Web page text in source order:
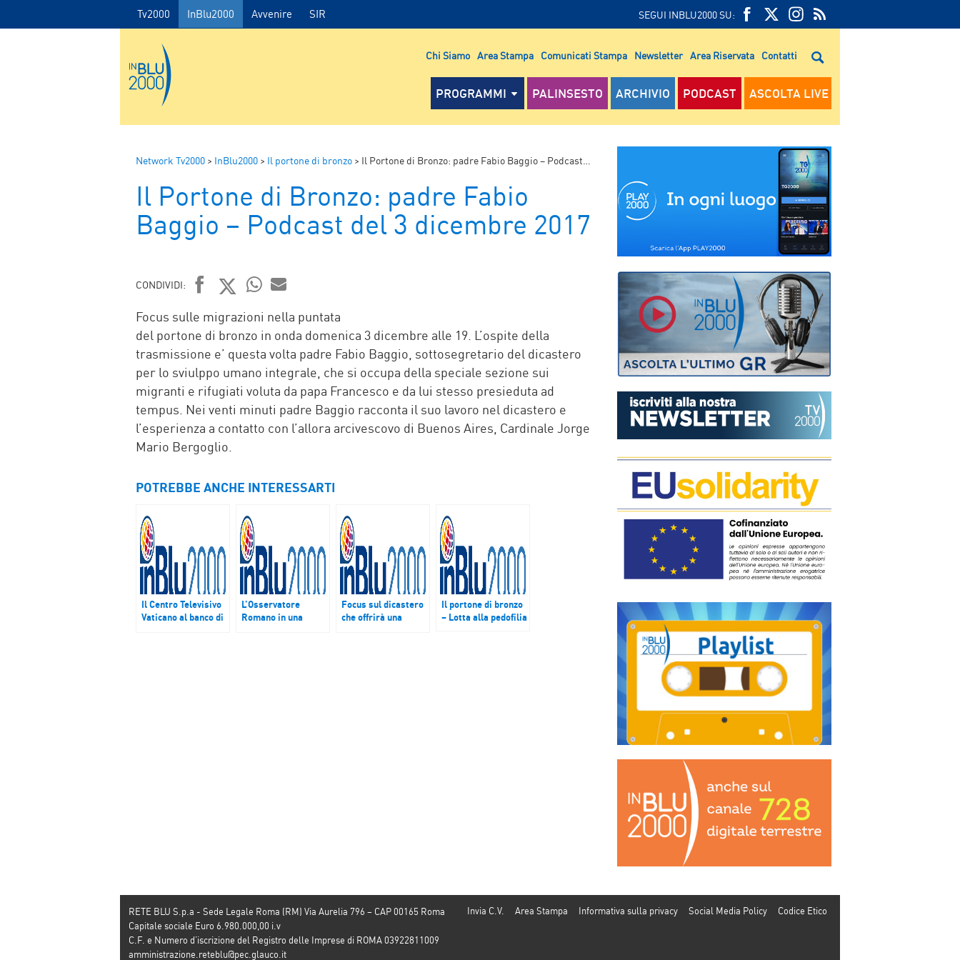
Tv2000 InBlu2000 Avvenire SIR SEGUI INBLU2000 SU:
FEED
RSS
RSS
Chi Siamo Area Stampa Comunicati Stampa Newsletter Area Riservata Contatti
PROGRAMMI PALINSESTO ARCHIVIO PODCAST ASCOLTA LIVE
Network Tv2000 > InBlu2000 > Il portone di bronzo > Il Portone di Bronzo: padre Fabio Baggio – Podcast del 3 dicembre 2017
Il Portone di Bronzo: padre Fabio
Baggio – Podcast del 3 dicembre 2017
CONDIVIDI:
FACEBOOK
TWITTER
WHATSAPP
MAIL
Focus sulle migrazioni nella puntata
del portone di bronzo in onda domenica 3 dicembre alle 19. L’ospite della
trasmissione e’ questa volta padre Fabio Baggio, sottosegretario del dicastero
per lo sviulppo umano integrale, che si occupa della speciale sezione sui
migranti e rifugiati voluta da papa Francesco e da lui stesso presieduta ad
tempus. Nei venti minuti padre Baggio racconta il suo lavoro nel dicastero e
l’esperienza a contatto con l’allora arcivescovo di Buenos Aires, Cardinale Jorge
Mario Bergoglio.
POTREBBE ANCHE INTERESSARTI
Il Centro Televisivo
Vaticano al banco di
L’Osservatore
Romano in una
Focus sul dicastero
che offrirà una
Il portone di bronzo
– Lotta alla pedofilia
Invia C.V. Area Stampa Informativa sulla privacy Social Media Policy Codice Etico
RETE BLU S.p.a - Sede Legale Roma (RM) Via Aurelia 796 – CAP 00165 Roma
Capitale sociale Euro 6.980.000,00 i.v
C.F. e Numero d’iscrizione del Registro delle Imprese di ROMA 03922811009
amministrazione.reteblu@pec.glauco.it